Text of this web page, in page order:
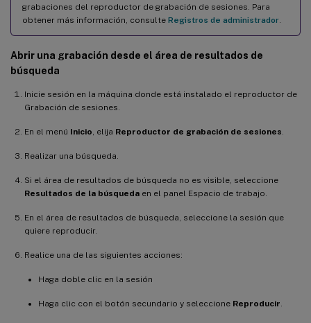
grabaciones del reproductor de grabación de sesiones. Para
obtener más información, consulte Registros de administrador.
Abrir una grabación desde el área de resultados de
búsqueda
Inicie sesión en la máquina donde está instalado el reproductor de
Grabación de sesiones.
En el menú Inicio, elija Reproductor de grabación de sesiones.
Realizar una búsqueda.
Si el área de resultados de búsqueda no es visible, seleccione
Resultados de la búsqueda en el panel Espacio de trabajo.
En el área de resultados de búsqueda, seleccione la sesión que
quiere reproducir.
Realice una de las siguientes acciones:
Haga doble clic en la sesión
Haga clic con el botón secundario y seleccione Reproducir.